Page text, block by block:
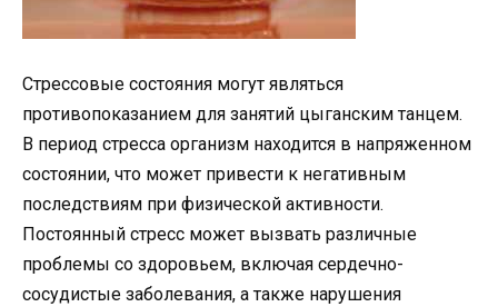
Стрессовые состояния могут являться
противопоказанием для занятий цыганским танцем.
В период стресса организм находится в напряженном
состоянии, что может привести к негативным
последствиям при физической активности.
Постоянный стресс может вызвать различные
проблемы со здоровьем, включая сердечно-
сосудистые заболевания, а также нарушения